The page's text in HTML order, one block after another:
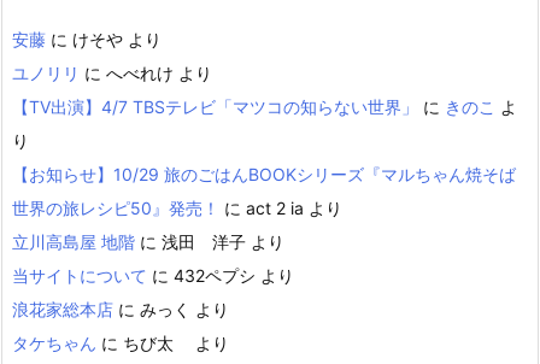
安藤 に けそや より
ユノリリ に へべれけ より
【TV出演】4/7 TBSテレビ「マツコの知らない世界」
に きのこ よ
り
【お知らせ】10/29 旅のごはんBOOKシリーズ『マルちゃん焼そば
世界の旅レシピ50』発売！
に act 2 ia より
立川高島屋 地階 に 浅田 洋子 より
当サイトについて に 432ペプシ より
浪花家総本店 に みっく
より
タケちゃん に ちび太
より